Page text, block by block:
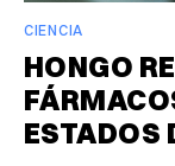
CIENCIA
HONGO
ESTADOS